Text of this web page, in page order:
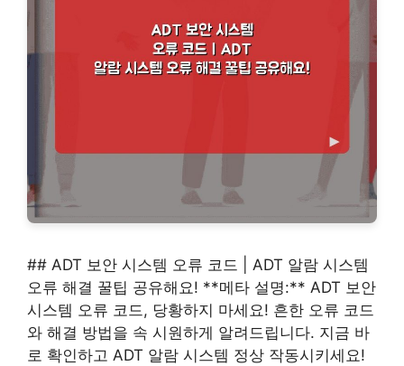
## ADT 보안 시스템 오류 코드 | ADT 알람 시스템
오류 해결 꿀팁 공유해요! **메타 설명:** ADT 보안
시스템 오류 코드, 당황하지 마세요! 흔한 오류 코드
와 해결 방법을 속 시원하게 알려드립니다. 지금 바
로 확인하고 ADT 알람 시스템 정상 작동시키세요!